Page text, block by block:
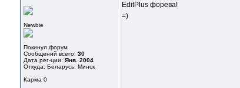
Newbie
Покинул форум
Сообщений всего: 30
Дата рег-ции: Янв. 2004
Откуда: Беларусь, Минск
Карма 0
EditPlus форева!
=)